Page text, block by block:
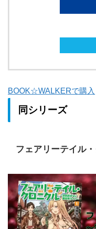
BOOK☆WALKERで購入
同シリーズ
フェアリーテイル